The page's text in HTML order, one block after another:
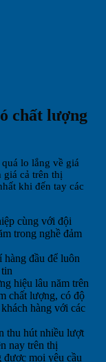
chất lượng
lo lắng về giá
giá cả trên thị
khi đến tay các
cùng với đội
trong nghề đảm
đầu để luôn
hiệu lâu năm trên
chất lượng, có độ
hàng với các
thu hút nhiều lượt
nay trên thị
mọi yêu cầu